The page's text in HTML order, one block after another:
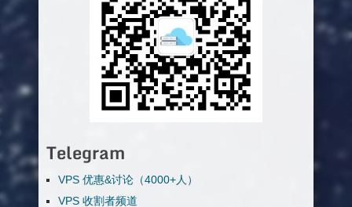
Telegram
VPS 优惠&讨论（4000+人）
VPS 收割者频道